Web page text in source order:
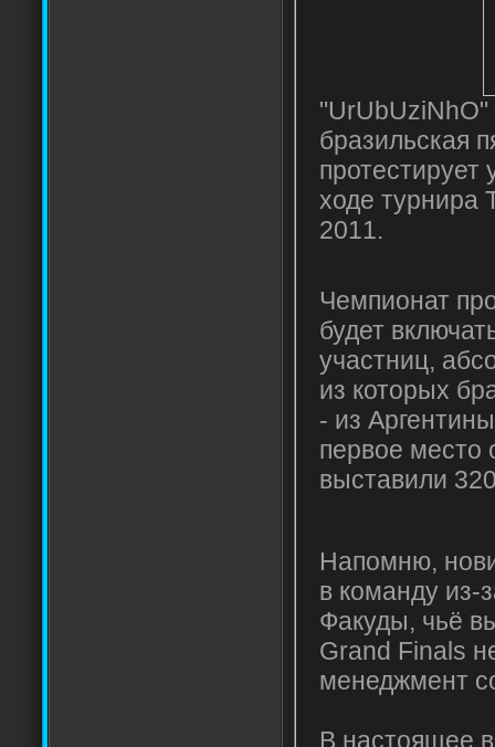
бразильская
протестирует
ходе турнира
2011.
Чемпионат
будет
участниц,
из которых
- из
первое место
выставили
Напомню,
в команду из-
Факуды, чьё
Grand Finals
менеджмент
В настоящее